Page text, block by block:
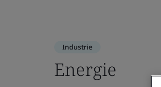
Industrie
Energie